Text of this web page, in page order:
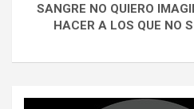
SANGRE NO QUIERO
HACER A LOS QUE NO